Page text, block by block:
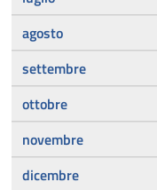
agosto
settembre
ottobre
novembre
dicembre